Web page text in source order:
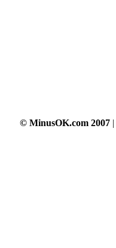
© MinusOK.com 2007 |